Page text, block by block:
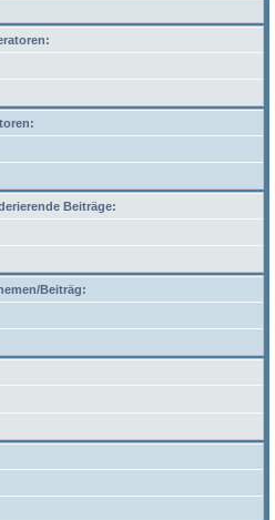
Beiträge:
Beiträg: